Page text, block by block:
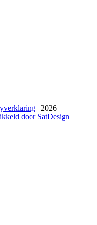
| 2026
door SatDesign